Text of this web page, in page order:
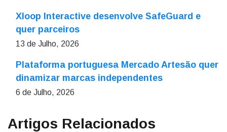
Xloop Interactive desenvolve SafeGuard e
quer parceiros
13 de Julho, 2026
Plataforma portuguesa Mercado Artesão quer
dinamizar marcas independentes
6 de Julho, 2026
Artigos Relacionados